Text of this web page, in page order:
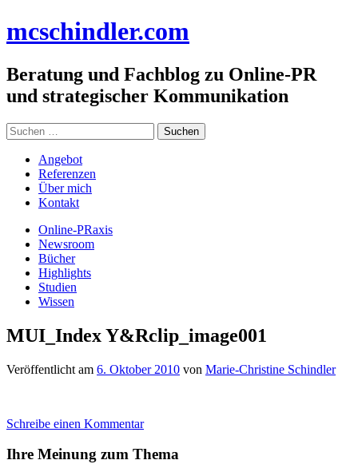
Inhalt
mcschindler.com
Beratung und Fachblog zu Online-PR
und strategischer Kommunikation
Suchen
nach:
Angebot
Referenzen
Über mich
Kontakt
Online-PRaxis
Newsroom
Bücher
Highlights
Studien
Wissen
MUI_Index Y&Rclip_image001
Veröffentlicht am 6. Oktober 2010 von Marie-Christine Schindler
Schreibe einen Kommentar
Ihre Meinung zum Thema